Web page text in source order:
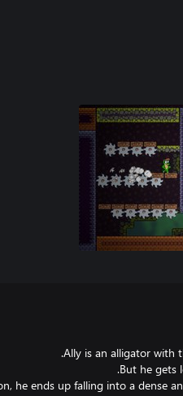
he ends up falling into a dense